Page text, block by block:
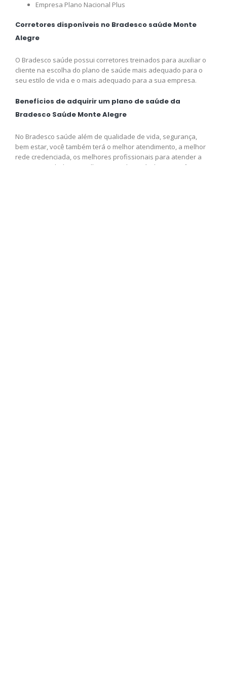
Empresa Plano Nacional Plus
Corretores disponíveis no Bradesco saúde Monte
Alegre
O Bradesco saúde possui corretores treinados para auxiliar o
cliente na escolha do plano de saúde mais adequado para o
seu estilo de vida e o mais adequado para a sua empresa.
Benefícios de adquirir um plano de saúde da
Bradesco Saúde Monte Alegre
No Bradesco saúde além de qualidade de vida, segurança,
bem estar, você também terá o melhor atendimento, a melhor
rede credenciada, os melhores profissionais para atender a
sua necessidade e o melhor preço disponível para você,